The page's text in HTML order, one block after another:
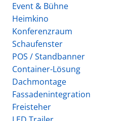
Event & Bühne
Heimkino
Konferenzraum
Schaufenster
POS / Standbanner
Container-Lösung
Dachmontage
Fassadenintegration
Freisteher